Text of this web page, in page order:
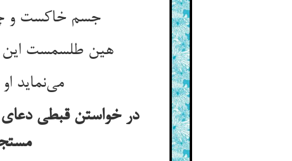
جسم خاکست و
هین طلسمست این
می‌نماید
در خواستن قبطی